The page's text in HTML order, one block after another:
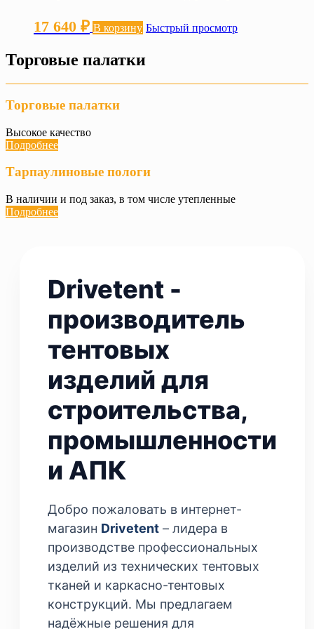
17 750 ₽
можно
выбрать
17 640 ₽ В корзину Быстрый просмотр
Торговые палатки
Торговые палатки
Высокое качество
Подробнее
Тарпаулиновые пологи
В наличии и под заказ, в том числе утепленные
Подробнее
Drivetent -
производитель
тентовых
изделий для
строительства,
промышленности
и АПК
Добро пожаловать в интернет-
магазин Drivetent – лидера в
производстве профессиональных
изделий из технических тентовых
тканей и каркасно-тентовых
конструкций. Мы предлагаем
надёжные решения для